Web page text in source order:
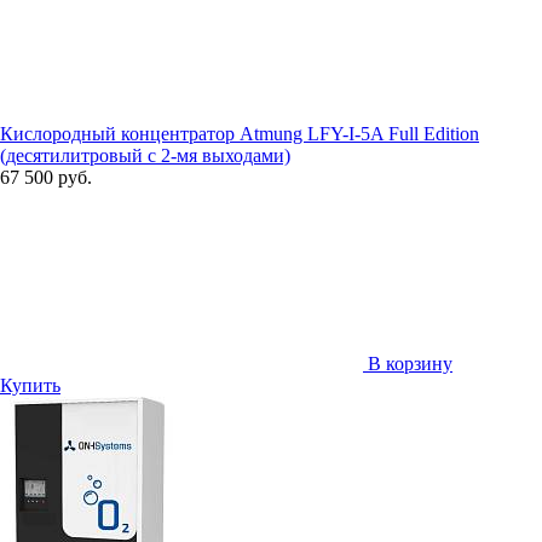
Кислородный концентратор Atmung LFY-I-5A Full Edition
(десятилитровый с 2-мя выходами)
67 500 руб.
В корзину
Купить